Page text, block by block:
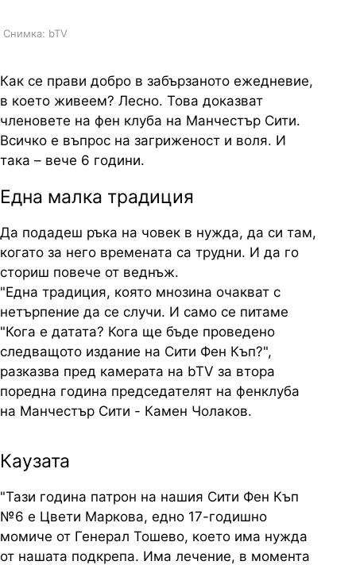
Снимка: bTV
Как се прави добро в забързаното ежедневие,
в което живеем? Лесно. Това доказват
членовете на фен клуба на Манчестър Сити.
Всичко е въпрос на загриженост и воля. И
така – вече 6 години.
Една малка традиция
Да подадеш ръка на човек в нужда, да си там,
когато за него времената са трудни. И да го
сториш повече от веднъж.
"Една традиция, която мнозина очакват с
нетърпение да се случи. И само се питаме
"Кога е датата? Кога ще бъде проведено
следващото издание на Сити Фен Къп?",
разказва пред камерата на bTV за втора
поредна година председателят на фенклуба
на Манчестър Сити - Камен Чолаков.
Каузата
"Тази година патрон на нашия Сити Фен Къп
№6 е Цвети Маркова, едно 17-годишно
момиче от Генерал Тошево, което има нужда
от нашата подкрепа. Има лечение, в момента